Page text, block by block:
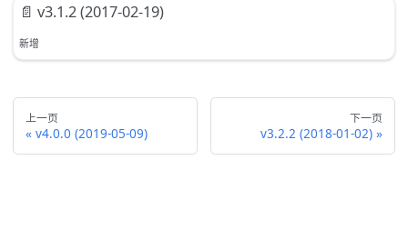
📄️ v3.1.2 (2017-02-19)
新增
上一页
v4.0.0 (2019-05-09)
下一页
v3.2.2 (2018-01-02)